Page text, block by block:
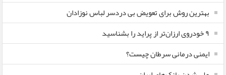
بهترین روش برای تعویض بی دردسر لباس نوزادان
٩ خودروی ارزان‌تر از پراید را بشناسید
ایمنی درمانی سرطان چیست؟